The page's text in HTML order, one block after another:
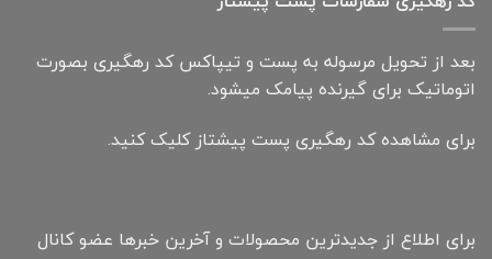
بعد از تحویل مرسوله به پست و تیپاکس کد رهگیری بصورت
اتوماتیک برای گیرنده پیامک میشود.
برای مشاهده کد رهگیری پست پیشتاز کلیک کنید.
برای اطلاع از جدیدترین محصولات و آخرین خبرها عضو کانال